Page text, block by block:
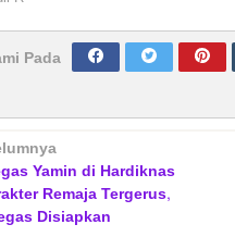
Pada
Yamin di Hardiknas
Remaja Tergerus,
Disiapkan